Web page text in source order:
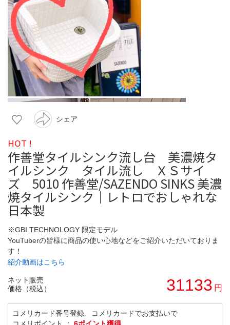
シェア
HOT !
作善堂タイルシンク流し台 美濃焼タ
イルシンク タイル流し ＸＳサイ
ズ 5010 作善堂/SAZENDO SINKS 美濃
焼タイルシンク｜レトロでおしゃれな
日本製
※GBI.TECHNOLOGY 限定モデル
YouTuberの皆様に商品の使い心地などをご紹介いただいておりま
す！
紹介動画はこちら
ネット販売
価格（税込）
31133 円
コメリカード番号登録、コメリカードでお支払いで